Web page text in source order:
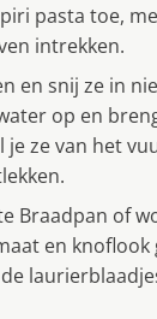
pasta toe,
intrekken.
en snij ze in
op en
ze van het
Braadpan of
en knoflook